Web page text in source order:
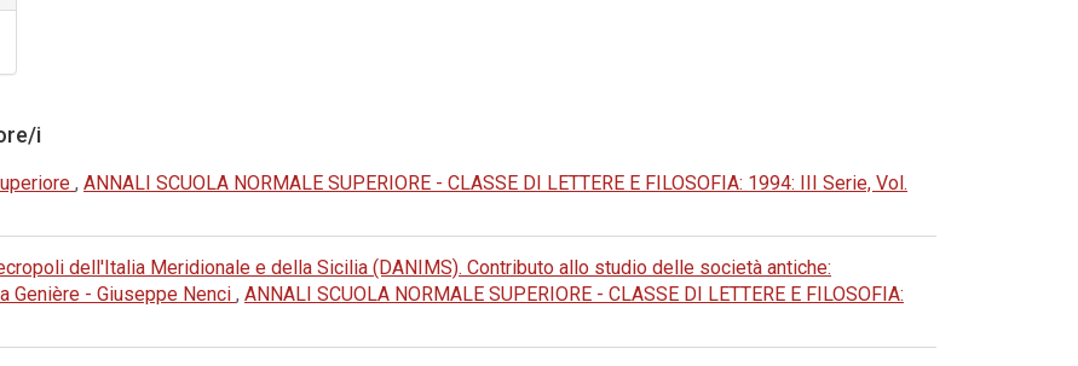
i
, ANNALI SCUOLA NORMALE SUPERIORE - CLASSE DI LETTERE E FILOSOFIA: 1994: III Serie, Vol.
dell'Italia Meridionale e della Sicilia (DANIMS). Contributo allo studio delle società antiche:
Genière - Giuseppe Nenci , ANNALI SCUOLA NORMALE SUPERIORE - CLASSE DI LETTERE E FILOSOFIA: